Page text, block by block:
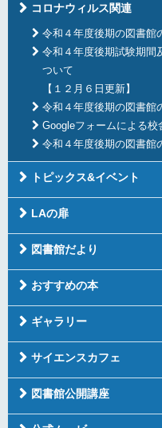
コロナウィルス関連
令和４年度後期の図書館
令和４年度後期試験期間
ついて
【１２月６日更新】
令和４年度後期の図書館
Googleフォームによる
令和４年度後期の図書館
トピックス&イベント
LAの扉
図書館だより
おすすめの本
ギャラリー
サイエンスカフェ
図書館公開講座